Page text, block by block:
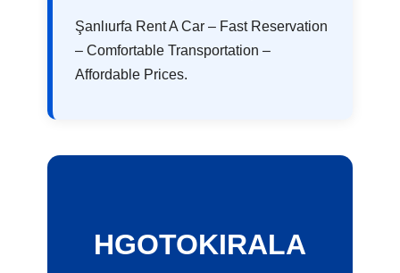
Şanlıurfa Rent A Car – Fast Reservation
– Comfortable Transportation –
Affordable Prices.
HGOTOKIRALA